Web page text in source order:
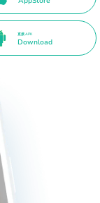
直接 APK
Download